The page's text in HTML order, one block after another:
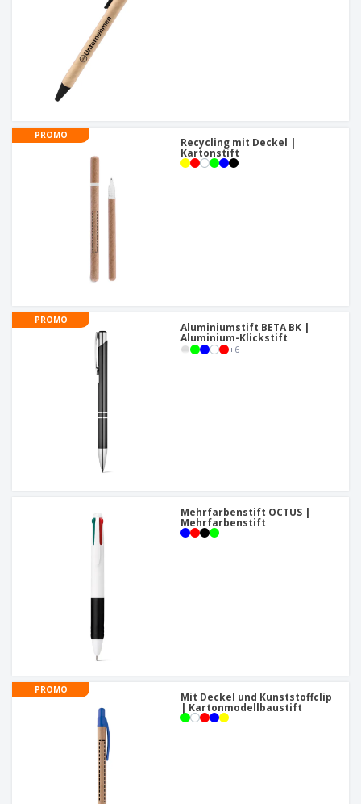
PROMO
Recycling mit Deckel |
Kartonstift
PROMO
Aluminiumstift BETA BK |
Aluminium-Klickstift
+6
Mehrfarbenstift OCTUS |
Mehrfarbenstift
PROMO
Mit Deckel und Kunststoffclip
| Kartonmodellbaustift